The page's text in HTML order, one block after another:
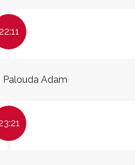
22:11
Palouda Adam